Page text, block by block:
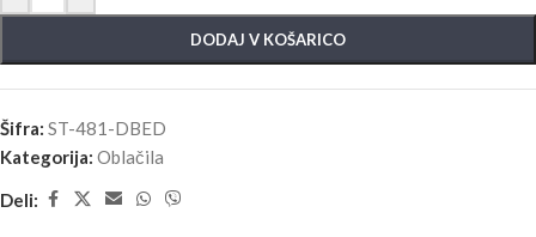
DODAJ V KOŠARICO
Šifra: ST-481-DBED
Kategorija: Oblačila
Deli: